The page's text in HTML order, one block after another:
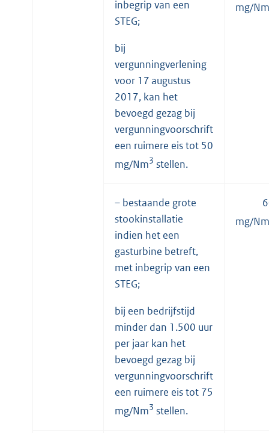
inbegrip van een
STEG;
bij
vergunningverlening
voor 17 augustus
2017, kan het
bevoegd gezag bij
vergunningvoorschrift
een ruimere eis tot 50
mg/Nm3 stellen.
mg/Nm
– bestaande grote
stookinstallatie
indien het een
gasturbine betreft,
met inbegrip van een
STEG;
bij een bedrijfstijd
minder dan 1.500 uur
per jaar kan het
bevoegd gezag bij
vergunningvoorschrift
een ruimere eis tot 75
mg/Nm3 stellen.
mg/Nm